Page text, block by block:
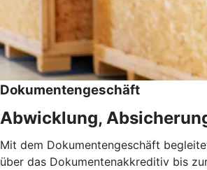
Dokumentengeschäft
Abwicklung,
Mit dem Dokumentengeschäft
über das Dokumentenakkreditiv bis